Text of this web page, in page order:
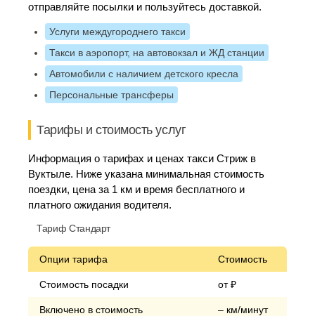
отправляйте посылки и пользуйтесь доставкой.
Услуги междугороднего такси
Такси в аэропорт, на автовокзал и ЖД станции
Автомобили с наличием детского кресла
Персональные трансферы
Тарифы и стоимость услуг
Информация о тарифах и ценах такси Стриж в
Вуктыле. Ниже указана минимальная стоимость
поездки, цена за 1 км и время бесплатного и
платного ожидания водителя.
Тариф Стандарт
Опции тарифа Стоимость
Стоимость посадки от ₽
Включено в стоимость – км/минут